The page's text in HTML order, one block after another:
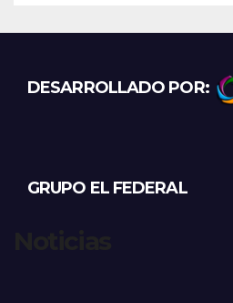
DESARROLLADO POR:
GRUPO EL FEDERAL